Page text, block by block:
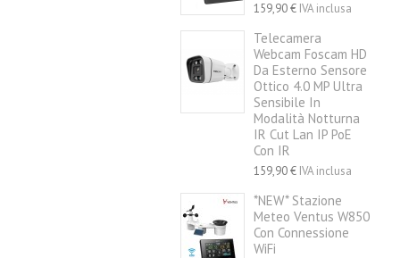
159,90 € IVA inclusa
Telecamera
Webcam Foscam HD
Da Esterno Sensore
Ottico 4.0 MP Ultra
Sensibile In
Modalità Notturna
IR Cut Lan IP PoE
Con IR
159,90 € IVA inclusa
*NEW* Stazione
Meteo Ventus W850
Con Connessione
WiFi